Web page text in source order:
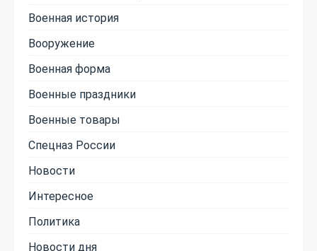
Военная история
Вооружение
Военная форма
Военные праздники
Военные товары
Спецназ России
Новости
Интересное
Политика
Новости дня